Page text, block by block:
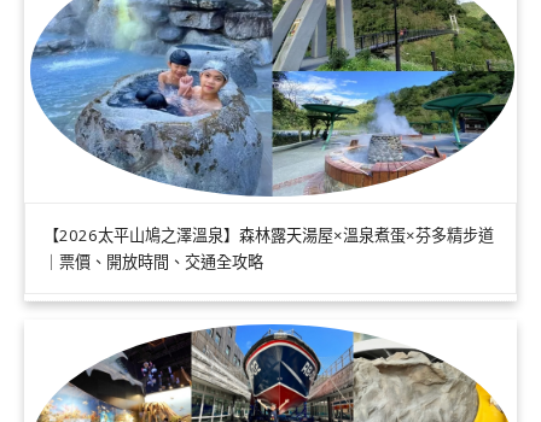
【2026太平山鳩之澤溫泉】森林露天湯屋×溫泉煮蛋×芬多精步道
｜票價、開放時間、交通全攻略